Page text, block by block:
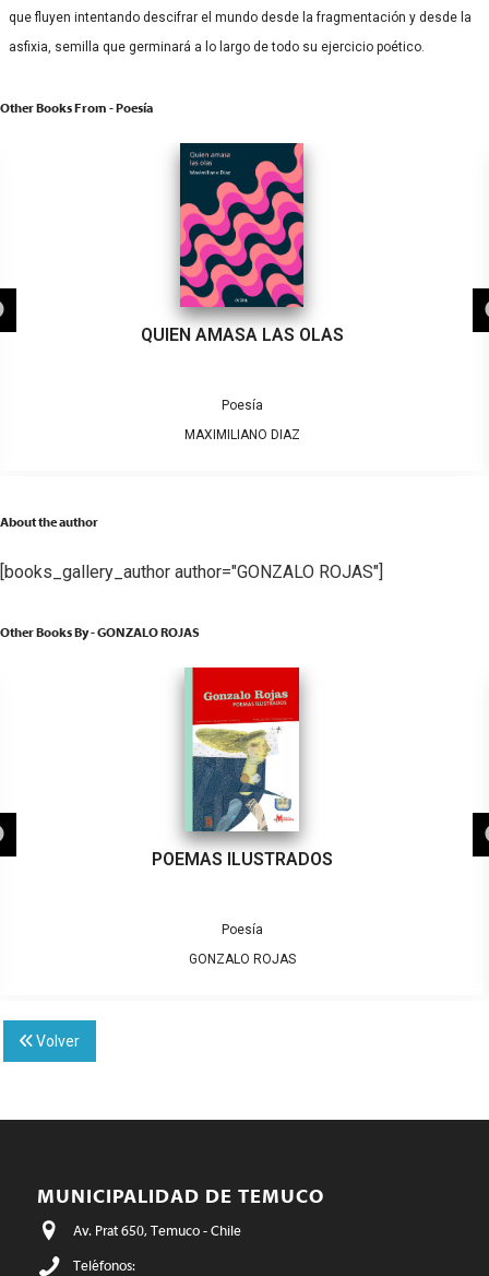
que fluyen intentando descifrar el mundo desde la fragmentación y desde la
asfixia, semilla que germinará a lo largo de todo su ejercicio poético.
Other Books From - Poesía
QUIEN AMASA LAS OLAS
Poesía
MAXIMILIANO DIAZ
About the author
[books_gallery_author author="GONZALO ROJAS"]
Other Books By - GONZALO ROJAS
POEMAS ILUSTRADOS
Poesía
GONZALO ROJAS
Volver
MUNICIPALIDAD DE TEMUCO
Av. Prat 650, Temuco - Chile
Teléfonos: